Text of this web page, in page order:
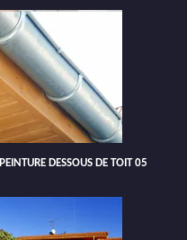
PEINTURE DESSOUS DE TOIT 05